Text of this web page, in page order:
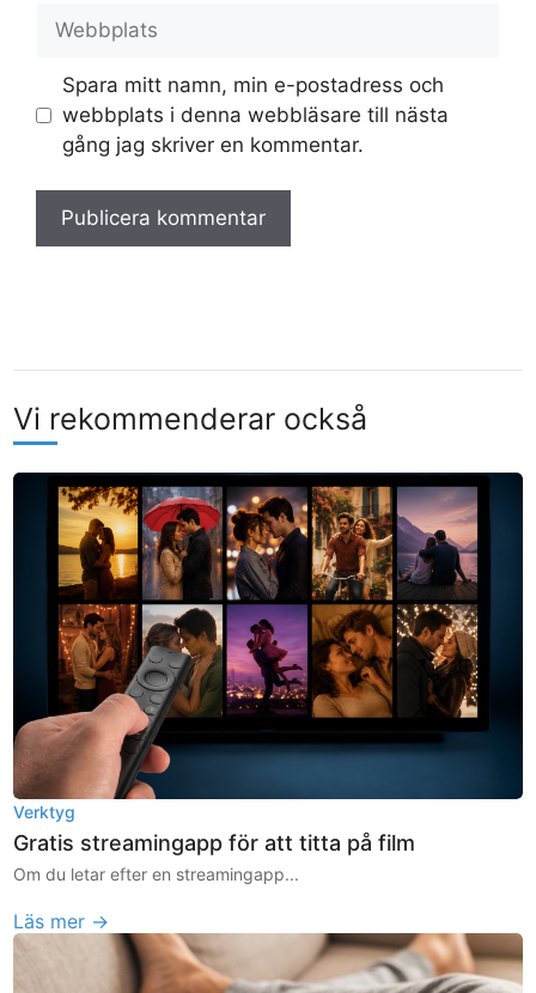
Spara mitt namn, min e-postadress och
webbplats i denna webbläsare till nästa
gång jag skriver en kommentar.
Vi rekommenderar också
Verktyg
Gratis streamingapp för att titta på film
Om du letar efter en streamingapp...
Läs mer →